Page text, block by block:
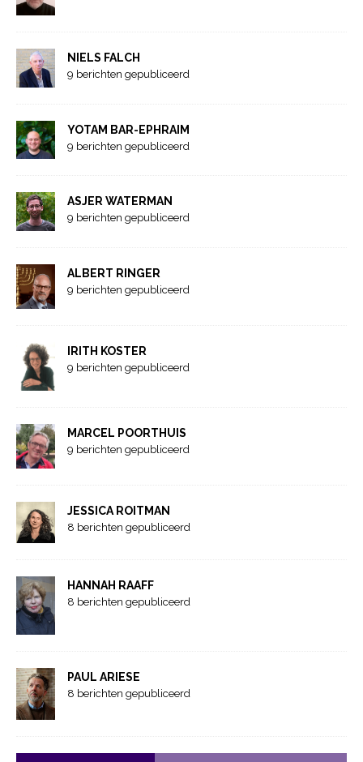
NIELS FALCH
9 berichten gepubliceerd
YOTAM BAR-EPHRAIM
9 berichten gepubliceerd
ASJER WATERMAN
9 berichten gepubliceerd
ALBERT RINGER
9 berichten gepubliceerd
IRITH KOSTER
9 berichten gepubliceerd
MARCEL POORTHUIS
9 berichten gepubliceerd
JESSICA ROITMAN
8 berichten gepubliceerd
HANNAH RAAFF
8 berichten gepubliceerd
PAUL ARIESE
8 berichten gepubliceerd